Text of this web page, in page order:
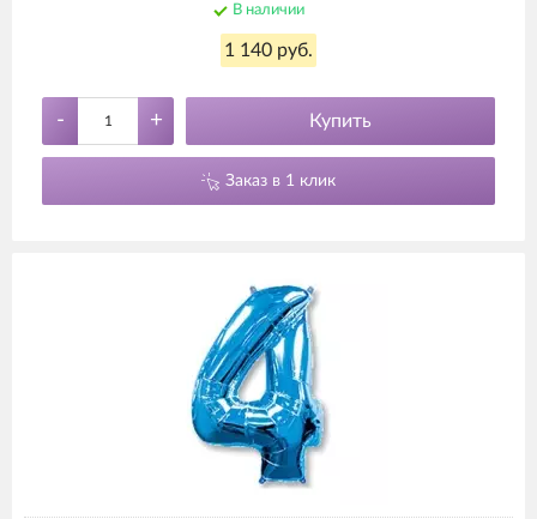
В наличии
1 140 руб.
- + Купить
Заказ в 1 клик